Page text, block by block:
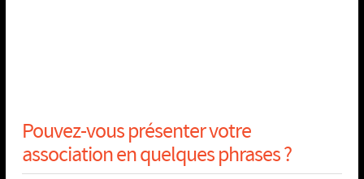
Pouvez-vous présenter votre
association en quelques phrases ?